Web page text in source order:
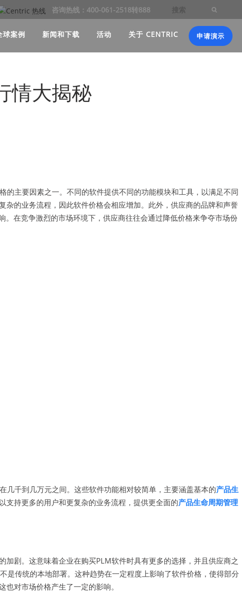
咨询热线：400-061-2518转888
球案例 新闻和下载 活动 关于 CENTRIC 申请演示
情大揭秘
主要因素之一。不同的软件提供不同的功能模块和工具，以满足不同
的业务流程，因此软件价格会相应增加。此外，供应商的品牌和声誉
在竞争激烈的市场环境下，供应商往往会通过降低价格来争夺市场份
千到几万元之间。这些软件功能相对较简单，主要涵盖基本的产品生
支持更多的用户和更复杂的业务流程，提供更全面的产品生命周期管理
剧。这意味着企业在购买PLM软件时具有更多的选择，并且供应商之
是传统的本地部署。这种趋势在一定程度上影响了软件价格，使得部分
对市场价格产生了一定的影响。